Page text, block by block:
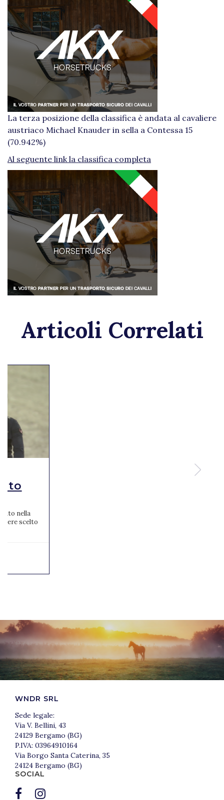
La terza posizione della classifica è andata al cavaliere
austriaco Michael Knauder in sella a Contessa 15
(70.942%)
Al seguente link la classifica completa
Articoli Correlati
nella
scelto
WNDR SRL
Sede legale:
Via V. Bellini, 43
24129 Bergamo (BG)
P.IVA: 03964910164
Via Borgo Santa Caterina, 35
24124 Bergamo (BG)
SOCIAL